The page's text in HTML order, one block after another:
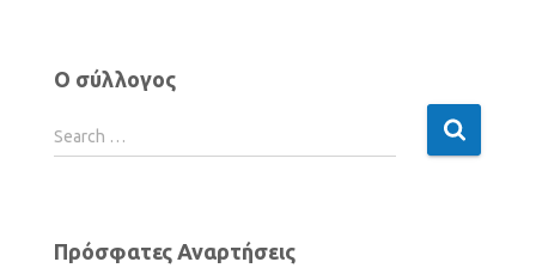
Ο σύλλογος
Search …
Πρόσφατες Αναρτήσεις